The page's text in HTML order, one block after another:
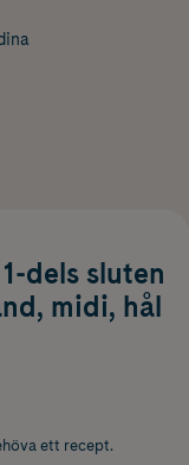
dels sluten
midi, hål
ett recept.